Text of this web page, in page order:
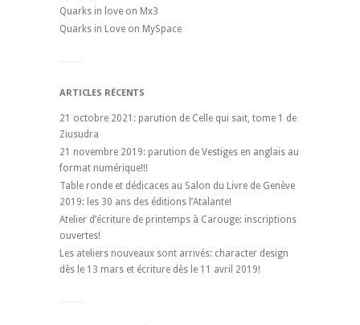
Quarks in love on Mx3
Quarks in Love on MySpace
ARTICLES RÉCENTS
21 octobre 2021: parution de Celle qui sait, tome 1 de
Ziusudra
21 novembre 2019: parution de Vestiges en anglais au
format numérique!!!
Table ronde et dédicaces au Salon du Livre de Genève
2019: les 30 ans des éditions l’Atalante!
Atelier d’écriture de printemps à Carouge: inscriptions
ouvertes!
Les ateliers nouveaux sont arrivés: character design
dès le 13 mars et écriture dès le 11 avril 2019!